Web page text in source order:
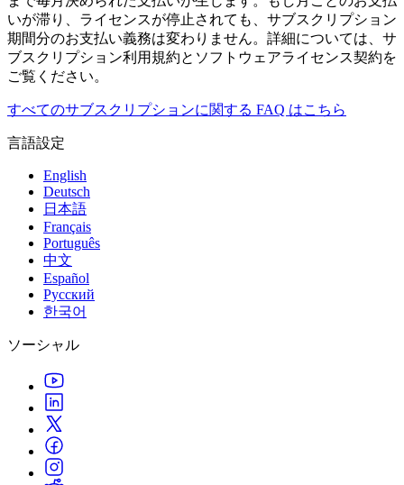
$0.06/GB
$0.06/GB
1GBあたり0.30ドル
いが滞り、ライセンスが停止されても、サブスクリプション
期間分のお支払い義務は変わりません。詳細については、サ
ブスクリプション利用規約とソフトウェアライセンス契約を
ご覧ください。
すべてのサブスクリプションに関する FAQ はこちら
言語設定
English
Deutsch
日本語
Français
Português
中文
Español
Русский
한국어
ソーシャル